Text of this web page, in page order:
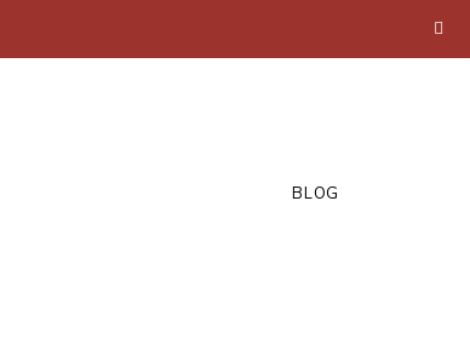
BLOG